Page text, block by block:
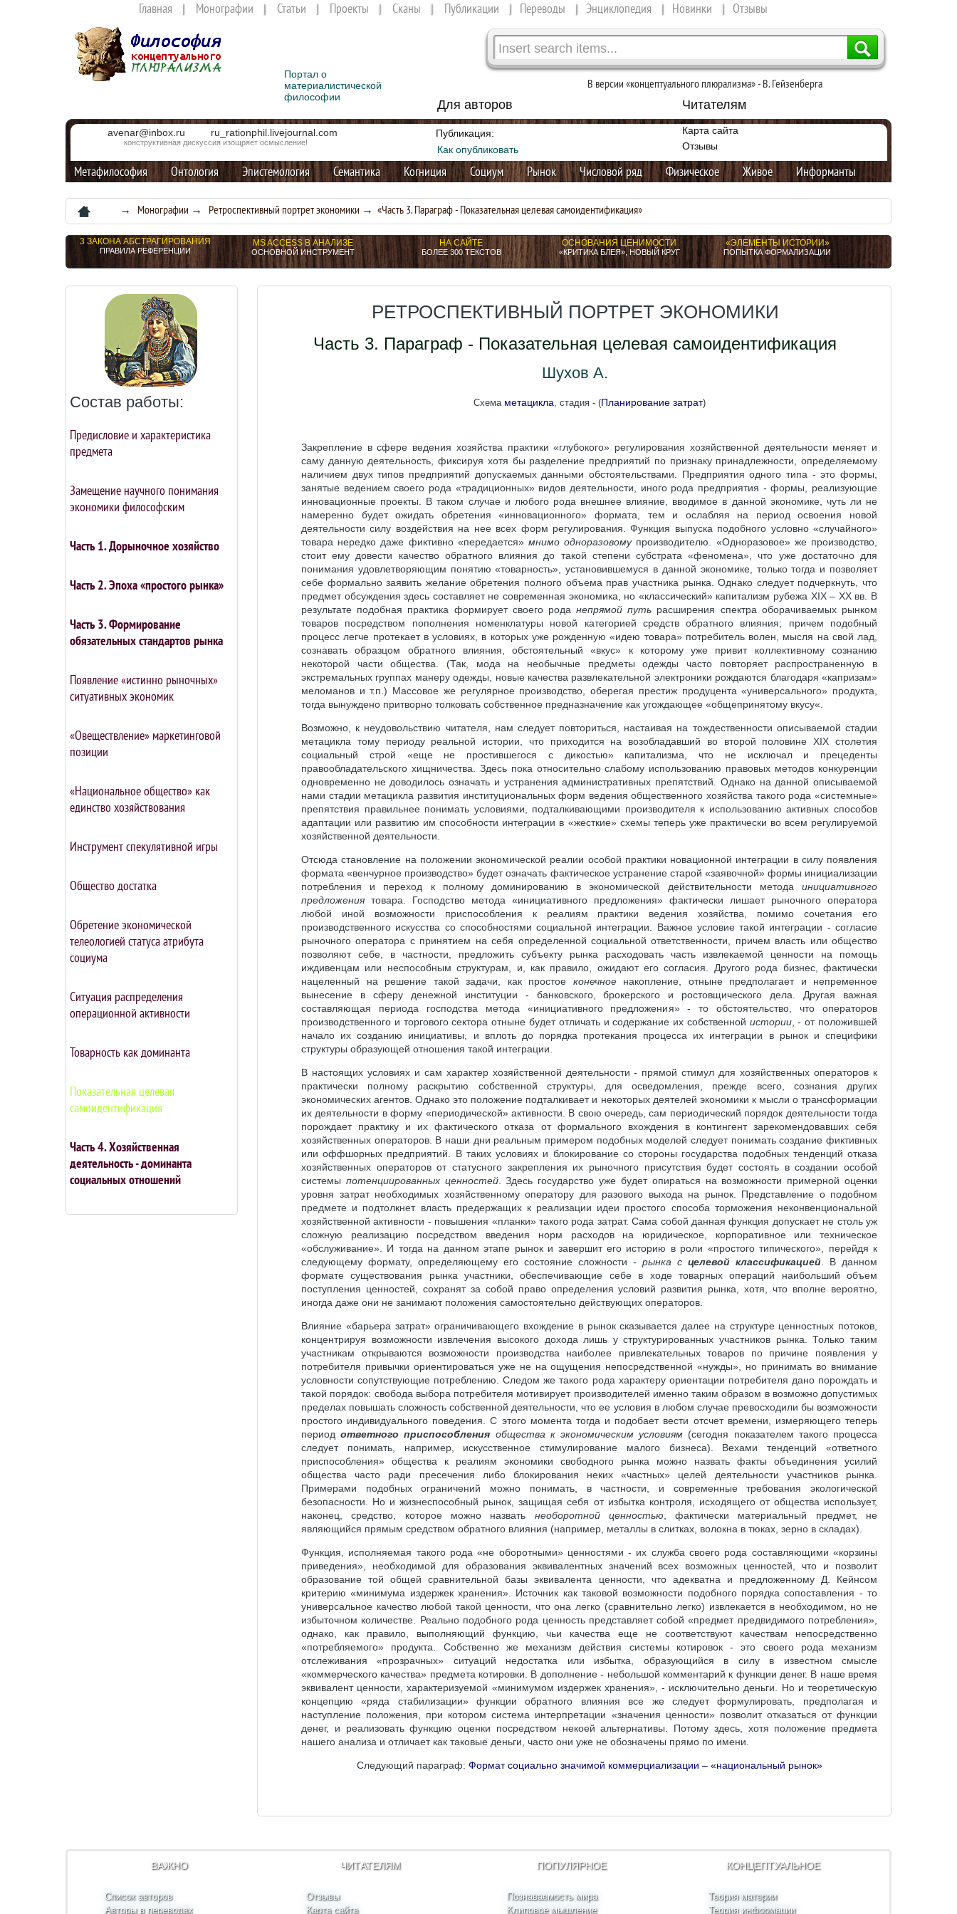
avenar@inbox.ru ru_rationphil.livejournal.com
конструктивная дискуссия изощряет осмысление!
Главная Монографии Статьи Проекты Сканы Публикации Переводы Энциклопедия Новинки Отзывы
В версии «концептуального плюрализма» - В. Гейзенберга
Читателям
Карта сайта
Отзывы
Метафилософия Онтология Эпистемология Семантика Когниция Социум Рынок Числовой ряд Физическое Живое Информанты
Портал о
материалистической
философии
Для авторов
Публикация:
Как опубликовать
→ Монографии → Ретроспективный портрет экономики → «Часть 3. Параграф - Показательная целевая самоидентификация»
3 ЗАКОНА АБСТРАГИРОВАНИЯ
ПРАВИЛА РЕФЕРЕНЦИИ
MS ACCESS В АНАЛИЗЕ
ОСНОВНОЙ ИНСТРУМЕНТ
НА САЙТЕ
БОЛЕЕ 300 ТЕКСТОВ
ОСНОВАНИЯ ЦЕНИМОСТИ
«КРИТИКА БЛЕЯ», НОВЫЙ КРУГ
«ЭЛЕМЕНТЫ ИСТОРИИ»
ПОПЫТКА ФОРМАЛИЗАЦИИ
Состав работы:
Предисловие и характеристика
предмета
Замещение научного понимания
экономики философским
Часть 1. Дорыночное хозяйство
Часть 2. Эпоха «простого рынка»
Часть 3. Формирование
обязательных стандартов рынка
Появление «истинно рыночных»
ситуативных экономик
«Овеществление» маркетинговой
позиции
«Национальное общество» как
единство хозяйствования
Инструмент спекулятивной игры
Общество достатка
Обретение экономической
телеологией статуса атрибута
социума
Ситуация распределения
операционной активности
Товарность как доминанта
Показательная целевая
самоидентификация
Часть 4. Хозяйственная
деятельность - доминанта
социальных отношений
РЕТРОСПЕКТИВНЫЙ ПОРТРЕТ ЭКОНОМИКИ
Часть 3. Параграф - Показательная целевая самоидентификация
Шухов А.
Схема метацикла, стадия - (Планирование затрат)
Закрепление в сфере ведения хозяйства практики «глубокого» регулирования хозяйственной деятельности меняет и
саму данную деятельность, фиксируя хотя бы разделение предприятий по признаку принадлежности, определяемому
наличием двух типов предприятий допускаемых данными обстоятельствами. Предприятия одного типа - это формы,
занятые ведением своего рода «традиционных» видов деятельности, иного рода предприятия - формы, реализующие
инновационные проекты. В таком случае и любого рода внешнее влияние, вводимое в данной экономике, чуть ли не
намеренно будет ожидать обретения «инновационного» формата, тем и ослабляя на период освоения новой
деятельности силу воздействия на нее всех форм регулирования. Функция выпуска подобного условно «случайного»
товара нередко даже фиктивно «передается» мнимо одноразовомупроизводителю. «Одноразовое» же производство,
стоит ему довести качество обратного влияния до такой степени субстрата «феномена», что уже достаточно для
понимания удовлетворяющим понятию «товарность», установившемуся в данной экономике, только тогда и позволяет
себе формально заявить желание обретения полного объема прав участника рынка. Однако следует подчеркнуть, что
предмет обсуждения здесь составляет не современная экономика, но «классический» капитализм рубежа XIX – XX вв. В
результате подобная практика формирует своего роданепрямой путь расширения спектра оборачиваемых рынком
товаров посредством пополнения номенклатуры новой категорией средств обратного влияния; причем подобный
процесс легче протекает в условиях, в которых уже рожденную «идею товара» потребитель волен, мысля на свой лад,
сознавать образцом обратного влияния, обстоятельный «вкус» к которому уже привит коллективному сознанию
некоторой части общества. (Так, мода на необычные предметы одежды часто повторяет распространенную в
экстремальных группах манеру одежды, новые качества развлекательной электроники рождаются благодаря «капризам»
меломанов и т.п.) Массовое же регулярное производство, оберегая престиж продуцента «универсального» продукта,
тогда вынуждено притворно толковать собственное предназначение как угождающее «общепринятому вкусу«.
Возможно, к неудовольствию читателя, нам следует повториться, настаивая на тождественности описываемой стадии
метацикла тому периоду реальной истории, что приходится на возобладавший во второй половине XIX столетия
социальный строй «еще не простившегося с дикостью» капитализма, что не исключал и прецеденты
правообладательского хищничества. Здесь пока относительно слабому использованию правовых методов конкуренции
одновременно не доводилось означать и устранения административных препятствий. Однако на данной описываемой
нами стадии метацикла развития институциональных форм ведения общественного хозяйства такого рода «системные»
препятствия правильнее понимать условиями, подталкивающими производителя к использованию активных способов
адаптации или развитию им способности интеграции в «жесткие» схемы теперь уже практически во всем регулируемой
хозяйственной деятельности.
Отсюда становление на положении экономической реалии особой практики новационной интеграции в силу появления
формата «венчурное производство» будет означать фактическое устранение старой «заявочной» формы инициализации
потребления и переход к полному доминированию в экономической действительности метода инициативного
предложения товара. Господство метода «инициативного предложения» фактически лишает рыночного оператора
любой иной возможности приспособления к реалиям практики ведения хозяйства, помимо сочетания его
производственного искусства со способностями социальной интеграции. Важное условие такой интеграции - согласие
рыночного оператора с принятием на себя определенной социальной ответственности, причем власть или общество
позволяют себе, в частности, предложить субъекту рынка расходовать часть извлекаемой ценности на помощь
иждивенцам или неспособным структурам, и, как правило, ожидают его согласия. Другого рода бизнес, фактически
нацеленный на решение такой задачи, как простое конечноенакопление, отныне предполагает и непременное
вынесение в сферу денежной институции - банковского, брокерского и ростовщического дела. Другая важная
составляющая периода господства метода «инициативного предложения» - то обстоятельство, что операторов
производственного и торгового сектора отныне будет отличать и содержание их собственной истории, - от положившей
начало их созданию инициативы, и вплоть до порядка протекания процесса их интеграции в рынок и специфики
структуры образующей отношения такой интеграции.
В настоящих условиях и сам характер хозяйственной деятельности - прямой стимул для хозяйственных операторов к
практически полному раскрытию собственной структуры, для осведомления, прежде всего, сознания других
экономических агентов. Однако это положение подталкивает и некоторых деятелей экономики к мысли о трансформации
их деятельности в форму «периодической» активности. В свою очередь, сам периодический порядок деятельности тогда
порождает практику и их фактического отказа от формального вхождения в контингент зарекомендовавших себя
хозяйственных операторов. В наши дни реальным примером подобных моделей следует понимать создание фиктивных
или оффшорных предприятий. В таких условиях и блокирование со стороны государства подобных тенденций отказа
хозяйственных операторов от статусного закрепления их рыночного присутствия будет состоять в создании особой
системы потенциированных ценностей. Здесь государство уже будет опираться на возможности примерной оценки
уровня затрат необходимых хозяйственному оператору для разового выхода на рынок. Представление о подобном
предмете и подтолкнет власть предержащих к реализации идеи простого способа торможения неконвенциональной
хозяйственной активности - повышения «планки» такого рода затрат. Сама собой данная функция допускает не столь уж
сложную реализацию посредством введения норм расходов на юридическое, корпоративное или техническое
«обслуживание». И тогда на данном этапе рынок и завершит его историю в роли «простого типического», перейдя к
следующему формату, определяющему его состояние сложности - рынка с целевой классификацией . В данном
формате существования рынка участники, обеспечивающие себе в ходе товарных операций наибольший объем
поступления ценностей, сохранят за собой право определения условий развития рынка, хотя, что вполне вероятно,
иногда даже они не занимают положения самостоятельно действующих операторов.
Влияние «барьера затрат» ограничивающего вхождение в рынок сказывается далее на структуре ценностных потоков,
концентрируя возможности извлечения высокого дохода лишь у структурированных участников рынка. Только таким
участникам открываются возможности производства наиболее привлекательных товаров по причине появления у
потребителя привычки ориентироваться уже не на ощущения непосредственной «нужды», но принимать во внимание
условности сопутствующие потреблению. Следом же такого рода характеру ориентации потребителя дано порождать и
такой порядок: свобода выбора потребителя мотивирует производителей именно таким образом в возможно допустимых
пределах повышать сложность собственной деятельности, что ее условия в любом случае превосходили бы возможности
простого индивидуального поведения. С этого момента тогда и подобает вести отсчет времени, измеряющего теперь
период ответного приспособления общества к экономическим условиям (сегодня показателем такого процесса
следует понимать, например, искусственное стимулирование малого бизнеса). Вехами тенденций «ответного
приспособления» общества к реалиям экономики свободного рынка можно назвать факты объединения усилий
общества часто ради пресечения либо блокирования неких «частных» целей деятельности участников рынка.
Примерами подобных ограничений можно понимать, в частности, и современные требования экологической
безопасности. Но и жизнеспособный рынок, защищая себя от избытка контроля, исходящего от общества использует,
наконец, средство, которое можно назвать необоротной ценностью , фактически материальный предмет, не
являющийся прямым средством обратного влияния (например, металлы в слитках, волокна в тюках, зерно в складах).
Функция, исполняемая такого рода «не оборотными» ценностями - их служба своего рода составляющими «корзины
приведения», необходимой для образования эквивалентных значений всех возможных ценностей, что и позволит
образование той общей сравнительной базы эквивалента ценности, что адекватна и предложенному Д. Кейнсом
критерию «минимума издержек хранения». Источник как таковой возможности подобного порядка сопоставления - то
универсальное качество любой такой ценности, что она легко (сравнительно легко) извлекается в необходимом, но не
избыточном количестве. Реально подобного рода ценность представляет собой «предмет предвидимого потребления»,
однако, как правило, выполняющий функцию, чьи качества еще не соответствуют качествам непосредственно
«потребляемого» продукта. Собственно же механизм действия системы котировок - это своего рода механизм
отслеживания «прозрачных» ситуаций недостатка или избытка, образующийся в силу в известном смысле
«коммерческого качества» предмета котировки. В дополнение - небольшой комментарий к функции денег. В наше время
эквивалент ценности, характеризуемой «минимумом издержек хранения», - исключительно деньги. Но и теоретическую
концепцию «ряда стабилизации» функции обратного влияния все же следует формулировать, предполагая и
наступление положения, при котором система интерпретации «значения ценности» позволит отказаться от функции
денег, и реализовать функцию оценки посредством некоей альтернативы. Потому здесь, хотя положение предмета
нашего анализа и отличает как таковые деньги, часто они уже не обозначены прямо по имени.
Следующий параграф: Формат социально значимой коммерциализации – «национальный рынок»
ВАЖНО
Список авторов
Авторы в переводах
ЧИТАТЕЛЯМ
Отзывы
Карта сайта
ПОПУЛЯРНОЕ
Познаваемость мира
Клиповое мышление
КОНЦЕПТУАЛЬНОЕ
Теория материи
Теория информации